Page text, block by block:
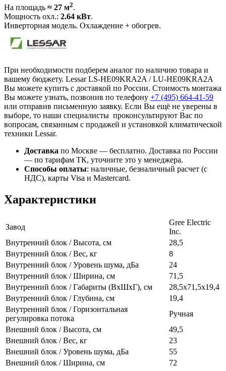
На площадь ≈ 27 м2.
Мощность охл.: 2.64 кВт.
Инверторная модель. Охлаждение + обогрев.
При необходимости подберем аналог по наличию товара и
вашему бюджету. Lessar LS-HE09KRA2A / LU-HE09KRA2A
Вы можете купить с доставкой по России. Стоимость монтажа
Вы можете узнать, позвонив по телефону +7 (495) 664-41-59
или отправив письменную заявку. Если Вы ещё не уверены в
выборе, то наши специалисты проконсультируют Вас по
вопросам, связанным с продажей и установкой климатической
техники Lessar.
Доставка по Москве — бесплатно. Доставка по России
— по тарифам ТК, уточните это у менеджера.
Способы оплаты: наличные, безналичный расчет (с
НДС), карты Visa и Mastercard.
Характеристики
Завод
Gree Electric
Inc.
Внутренний блок / Высота, см
28,5
Внутренний блок / Вес, кг
8
Внутренний блок / Уровень шума, дБа
24
Внутренний блок / Ширина, см
71,5
Внутренний блок / Габариты (ВхШхГ), см
28,5x71,5x19,4
Внутренний блок / Глубина, см
19,4
Внутренний блок / Горизонтальная
регулировка потока
Ручная
Внешний блок / Высота, см
49,5
Внешний блок / Вес, кг
23
Внешний блок / Уровень шума, дБа
55
Внешний блок / Ширина, см
72